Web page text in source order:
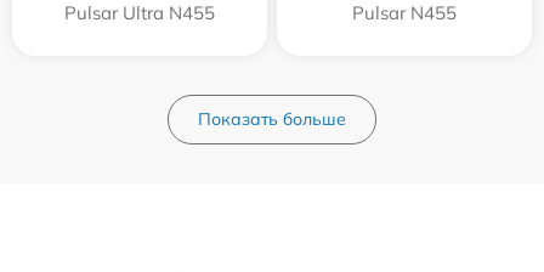
Pulsar Ultra N455 Pulsar N455
Показать больше